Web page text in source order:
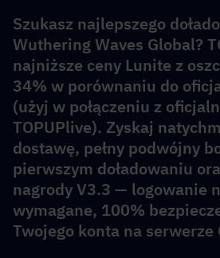
Szukasz najlepszego
Wuthering Waves Global?
najniższe ceny Lunite z
34% w porównaniu do
(użyj w połączeniu z
TOPUPlive). Zyskaj
dostawę, pełny podwójny
pierwszym doładowaniu
nagrody V3.3 — logowanie
wymagane, 100%
Twojego konta na serwerze